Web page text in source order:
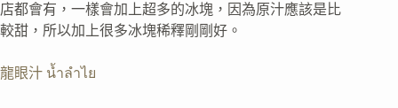
店都會有，一樣會加上超多的冰塊，因為原汁應該是比
較甜，所以加上很多冰塊稀釋剛剛好。
龍眼汁 น้ำลำไย